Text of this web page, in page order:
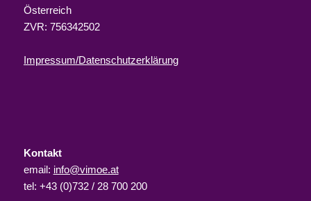
Österreich
ZVR: 756342502
Impressum/Datenschutzerklärung
Kontakt
email: info@vimoe.at
tel: +43 (0)732 / 28 700 200